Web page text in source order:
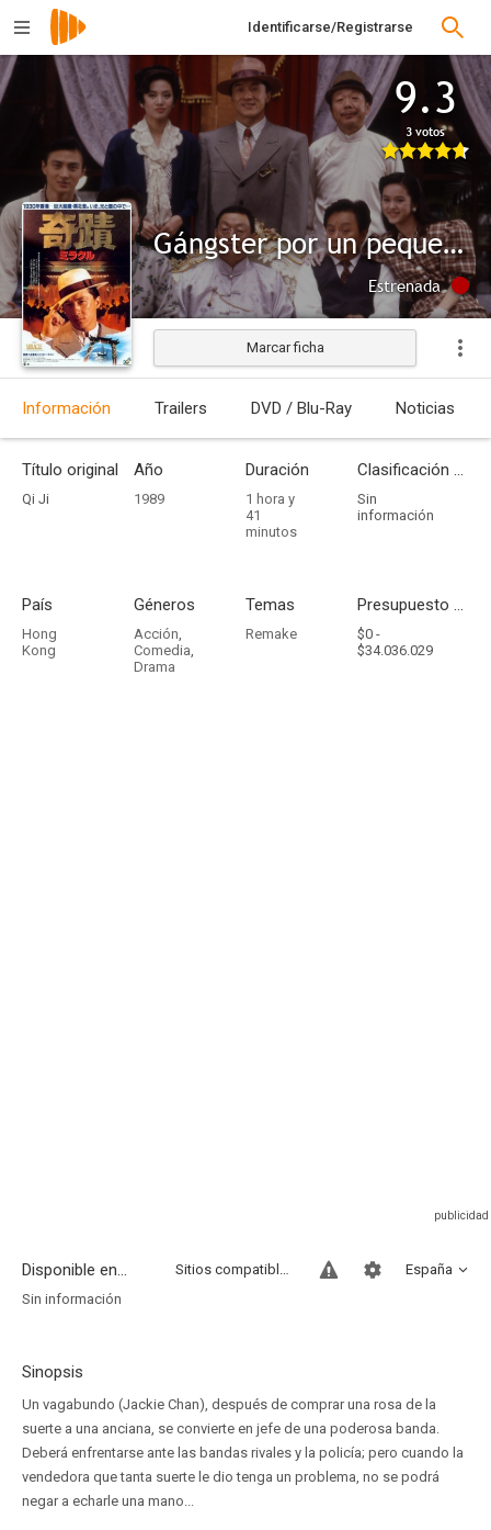
Identificarse/Registrarse
9.3
3 votos
Gángster por un pequeño milagro
Estrenada
Marcar ficha
Información Trailers DVD / Blu-Ray Noticias
Título original
Qi Ji
Año
1989
Duración
1 hora y
41
minutos
Clasificación por edades
Sin
información
País
Hong
Kong
Géneros
Acción,
Comedia,
Drama
Temas
Remake
Presupuesto - Ingresos
$0 -
$34.036.029
Disponible en... España
Sitios compatibles
Sin información
Sinopsis
Un vagabundo (Jackie Chan), después de comprar una rosa de la
suerte a una anciana, se convierte en jefe de una poderosa banda.
Deberá enfrentarse ante las bandas rivales y la policía; pero cuando la
vendedora que tanta suerte le dio tenga un problema, no se podrá
negar a echarle una mano...